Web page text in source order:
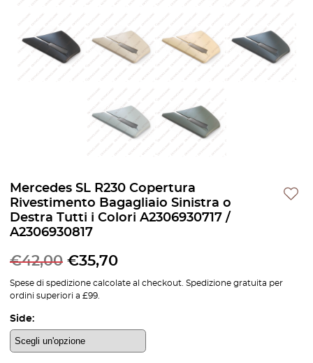
Mercedes SL R230 Copertura
Rivestimento Bagagliaio Sinistra o
Destra Tutti i Colori A2306930717 /
A2306930817
€42,00 €35,70
Spese di spedizione calcolate al checkout. Spedizione gratuita per
ordini superiori a £99.
Side: